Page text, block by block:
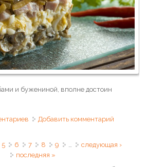
и бужениной, вполне достоин
с бужениной
Добавить комментарий
5 6 7 8 9 …
следующая ›
последняя »